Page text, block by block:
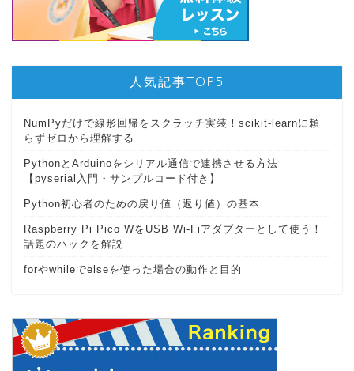
人気記事TOP5
NumPyだけで線形回帰をスクラッチ実装！scikit-learnに頼
らずゼロから理解する
PythonとArduinoをシリアル通信で連携させる方法
【pyserial入門・サンプルコード付き】
Python初心者のための戻り値（返り値）の基本
Raspberry Pi Pico WをUSB Wi-Fiアダプターとして使う！
話題のハックを解説
forやwhileでelseを使った場合の動作と目的